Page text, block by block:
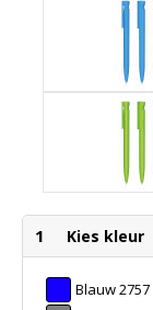
1 Kies kleur
Blauw 2757